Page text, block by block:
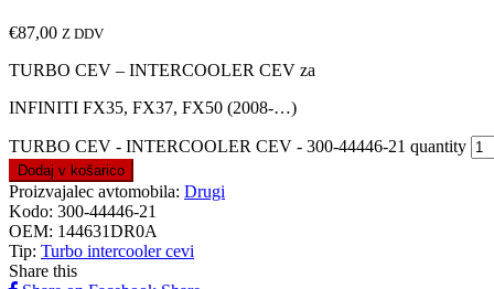
€87,00 Z DDV
TURBO CEV – INTERCOOLER CEV za
INFINITI FX35, FX37, FX50 (2008-…)
TURBO CEV - INTERCOOLER CEV - 300-44446-21 quantity
Dodaj v košarico
Proizvajalec avtomobila: Drugi
Kodo: 300-44446-21
OEM: 144631DR0A
Tip: Turbo intercooler cevi
Share this